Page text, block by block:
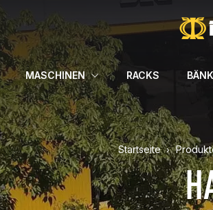
MASCHINEN RACKS
Startseite